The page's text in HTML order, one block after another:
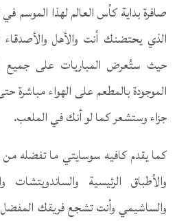
صافرة بداية كأس العالم لهذا الموسم
الذي يحتضنك أنت والأهل والأصدقاء
حيث ستُعرض المباريات على جميع
الموجودة بالمطعم على الهواء
جزاء وستشعر كما لو أنك في الملعب.
كما يقدم كافيه سوسايتي ما تفضله
والأطباق الرئيسية والساندويتشات
والساشيمي وأنت تشجع فريقك